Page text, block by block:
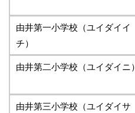
由井第一小学校（ユイダイイ
チ）
由井第二小学校（ユイダイニ）
由井第三小学校（ユイダイサ